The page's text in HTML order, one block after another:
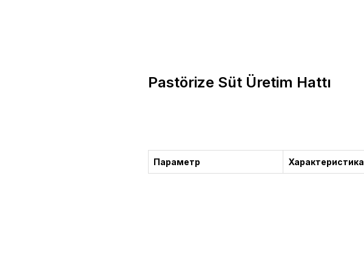
Pastörize Süt Üretim Hattı
Параметр Характеристика